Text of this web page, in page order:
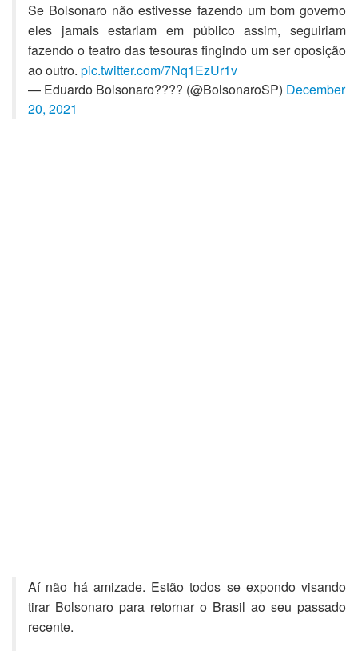
Se Bolsonaro não estivesse fazendo um bom governo
eles jamais estariam em público assim, seguiriam
fazendo o teatro das tesouras fingindo um ser oposição
ao outro. pic.twitter.com/7Nq1EzUr1v
— Eduardo Bolsonaro???? (@BolsonaroSP) December
20, 2021
Aí não há amizade. Estão todos se expondo visando
tirar Bolsonaro para retornar o Brasil ao seu passado
recente.